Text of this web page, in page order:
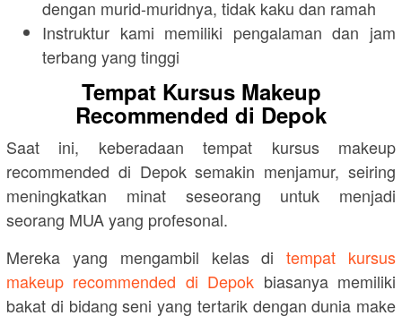
dengan murid-muridnya, tidak kaku dan ramah
Instruktur kami memiliki pengalaman dan jam
terbang yang tinggi
Tempat Kursus Makeup
Recommended di Depok
Saat ini, keberadaan tempat kursus makeup
recommended di Depok semakin menjamur, seiring
meningkatkan minat seseorang untuk menjadi
seorang MUA yang profesonal.
Mereka yang mengambil kelas ditempat kursus
makeup recommended di Depok biasanya memiliki
bakat di bidang seni yang tertarik dengan dunia make